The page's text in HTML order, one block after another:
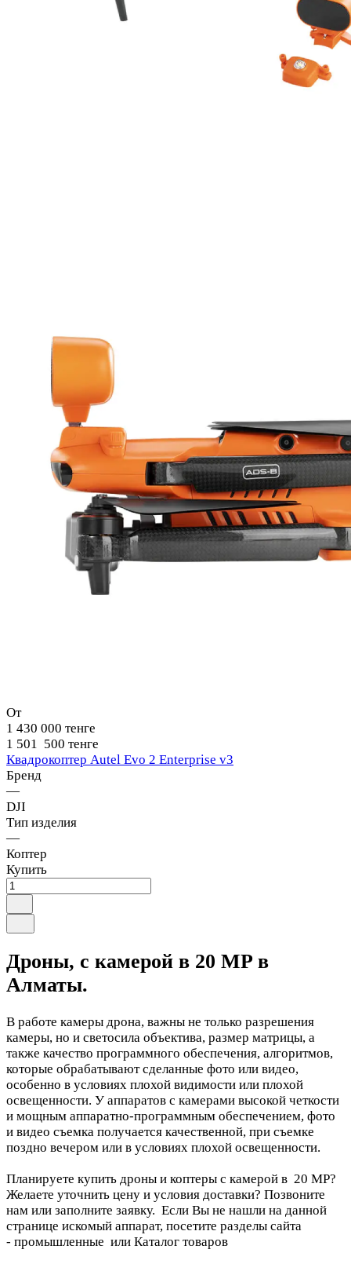
От
1 430 000 тенге
1 501 500 тенге
Квадрокоптер Autel Evo 2 Enterprise v3
Бренд
—
DJI
Тип изделия
—
Коптер
Купить
Дроны, с камерой в 20 MP в
Алматы.
В работе камеры дрона, важны не только разрешения
камеры, но и светосила объектива, размер матрицы, а
также качество программного обеспечения, алгоритмов,
которые обрабатывают сделанные фото или видео,
особенно в условиях плохой видимости или плохой
освещенности. У аппаратов с камерами высокой четкости
и мощным аппаратно-программным обеспечением, фото
и видео съемка получается качественной, при съемке
поздно вечером или в условиях плохой освещенности.
Планируете купить дроны и коптеры с камерой в 20 MP?
Желаете уточнить цену и условия доставки? Позвоните
нам или заполните заявку. Если Вы не нашли на данной
странице искомый аппарат, посетите разделы сайта
- промышленные или Каталог товаров